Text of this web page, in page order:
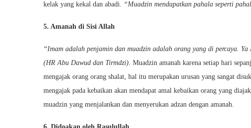
kelak yang kekal dan abadi. “Muadzin mendapatkan pahala seperti
5. Amanah di Sisi Allah
“Imam adalah penjamin dan muadzin adalah orang yang di percaya.
(HR Abu Dawud dan Tirmdzi). Muadzin amanah karena setiap hari
mengajak orang orang shalat, hal itu merupakan urusan yang sangat
mengajak pada kebaikan akan mendapat amal kebaikan orang yang
muadzin yang menjalankan dan menyerukan adzan dengan amanah.